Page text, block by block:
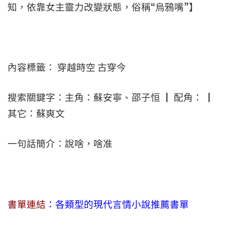
知，依靠女主靈力改變狀態，俗稱“烏鴉嘴”】
內容標籤： 穿越時空 古穿今
搜索關鍵字：主角：蘇安寧、邵子恒 ┃ 配角： ┃
其它：蘇爽文
一句話簡介：說啥，啥准
書單連結 ：各類型的現代言情小說推薦書單